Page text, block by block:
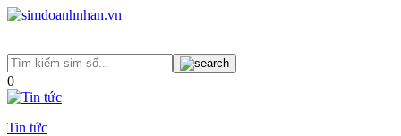
0
Tin tức